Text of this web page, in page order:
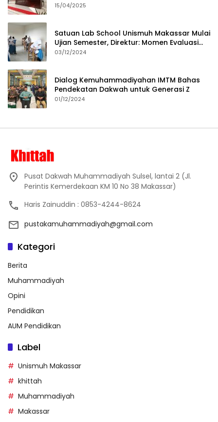
15/04/2025
Satuan Lab School Unismuh Makassar Mulai
Ujian Semester, Direktur: Momen Evaluasi
Proses Pembelajaran
03/12/2024
Dialog Kemuhammadiyahan IMTM Bahas
Pendekatan Dakwah untuk Generasi Z
01/12/2024
Pusat Dakwah Muhammadiyah Sulsel, lantai 2 (Jl.
Perintis Kemerdekaan KM 10 No 38 Makassar)
Haris Zainuddin : 0853-4244-8624
pustakamuhammadiyah@gmail.com
Kategori
Berita
Muhammadiyah
Opini
Pendidikan
AUM Pendidikan
Label
Unismuh Makassar
khittah
Muhammadiyah
Makassar